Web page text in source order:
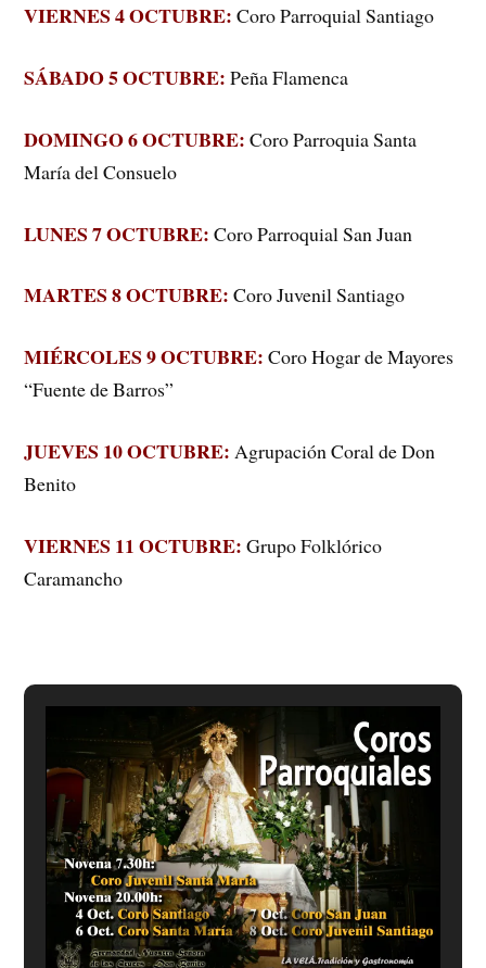
VIERNES 4 OCTUBRE: Coro Parroquial Santiago
SÁBADO 5 OCTUBRE: Peña Flamenca
DOMINGO 6 OCTUBRE: Coro Parroquia Santa
María del Consuelo
LUNES 7 OCTUBRE: Coro Parroquial San Juan
MARTES 8 OCTUBRE: Coro Juvenil Santiago
MIÉRCOLES 9 OCTUBRE: Coro Hogar de Mayores
“Fuente de Barros”
JUEVES 10 OCTUBRE: Agrupación Coral de Don
Benito
VIERNES 11 OCTUBRE: Grupo Folklórico
Caramancho